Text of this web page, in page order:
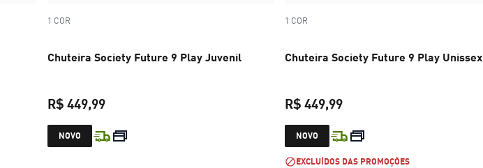
1 COR
Chuteira Society Future 9 Play Juvenil
R$ 449,99
preço atual R$ 449,99
NOVO
1 COR
Chuteira Society Future 9 Play Unissex
R$ 449,99
preço atual R$ 449,99
NOVO
EXCLUÍDOS DAS PROMOÇÕES